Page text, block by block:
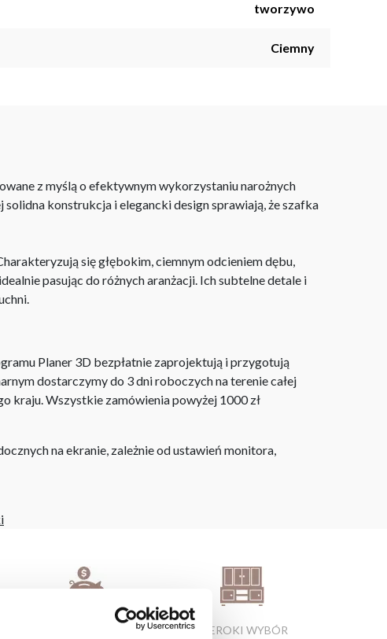
tworzywo
Ciemny
z myślą o efektywnym wykorzystaniu narożnych
konstrukcja i elegancki design sprawiają, że szafka
się głębokim, ciemnym odcieniem dębu,
pasując do różnych aranżacji. Ich subtelne detale i
Planer 3D bezpłatnie zaprojektują i przygotują
dostarczymy do 3 dni roboczych na terenie całej
kraju. Wszystkie zamówienia powyżej 1000 zł
na ekranie, zależnie od ustawień monitora,
ATRAKCYJNE CENY
SZEROKI WYBÓR